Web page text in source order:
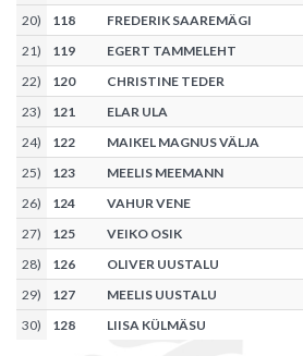
20) 118
FREDERIK SAAREMÄGI
21) 119
EGERT TAMMELEHT
22) 120
CHRISTINE TEDER
23) 121
ELAR ULA
24) 122
MAIKEL MAGNUS VÄLJA
25) 123
MEELIS MEEMANN
26) 124
VAHUR VENE
27) 125
VEIKO OSIK
28) 126
OLIVER UUSTALU
29) 127
MEELIS UUSTALU
30) 128 LIISA KÜLMÄSU